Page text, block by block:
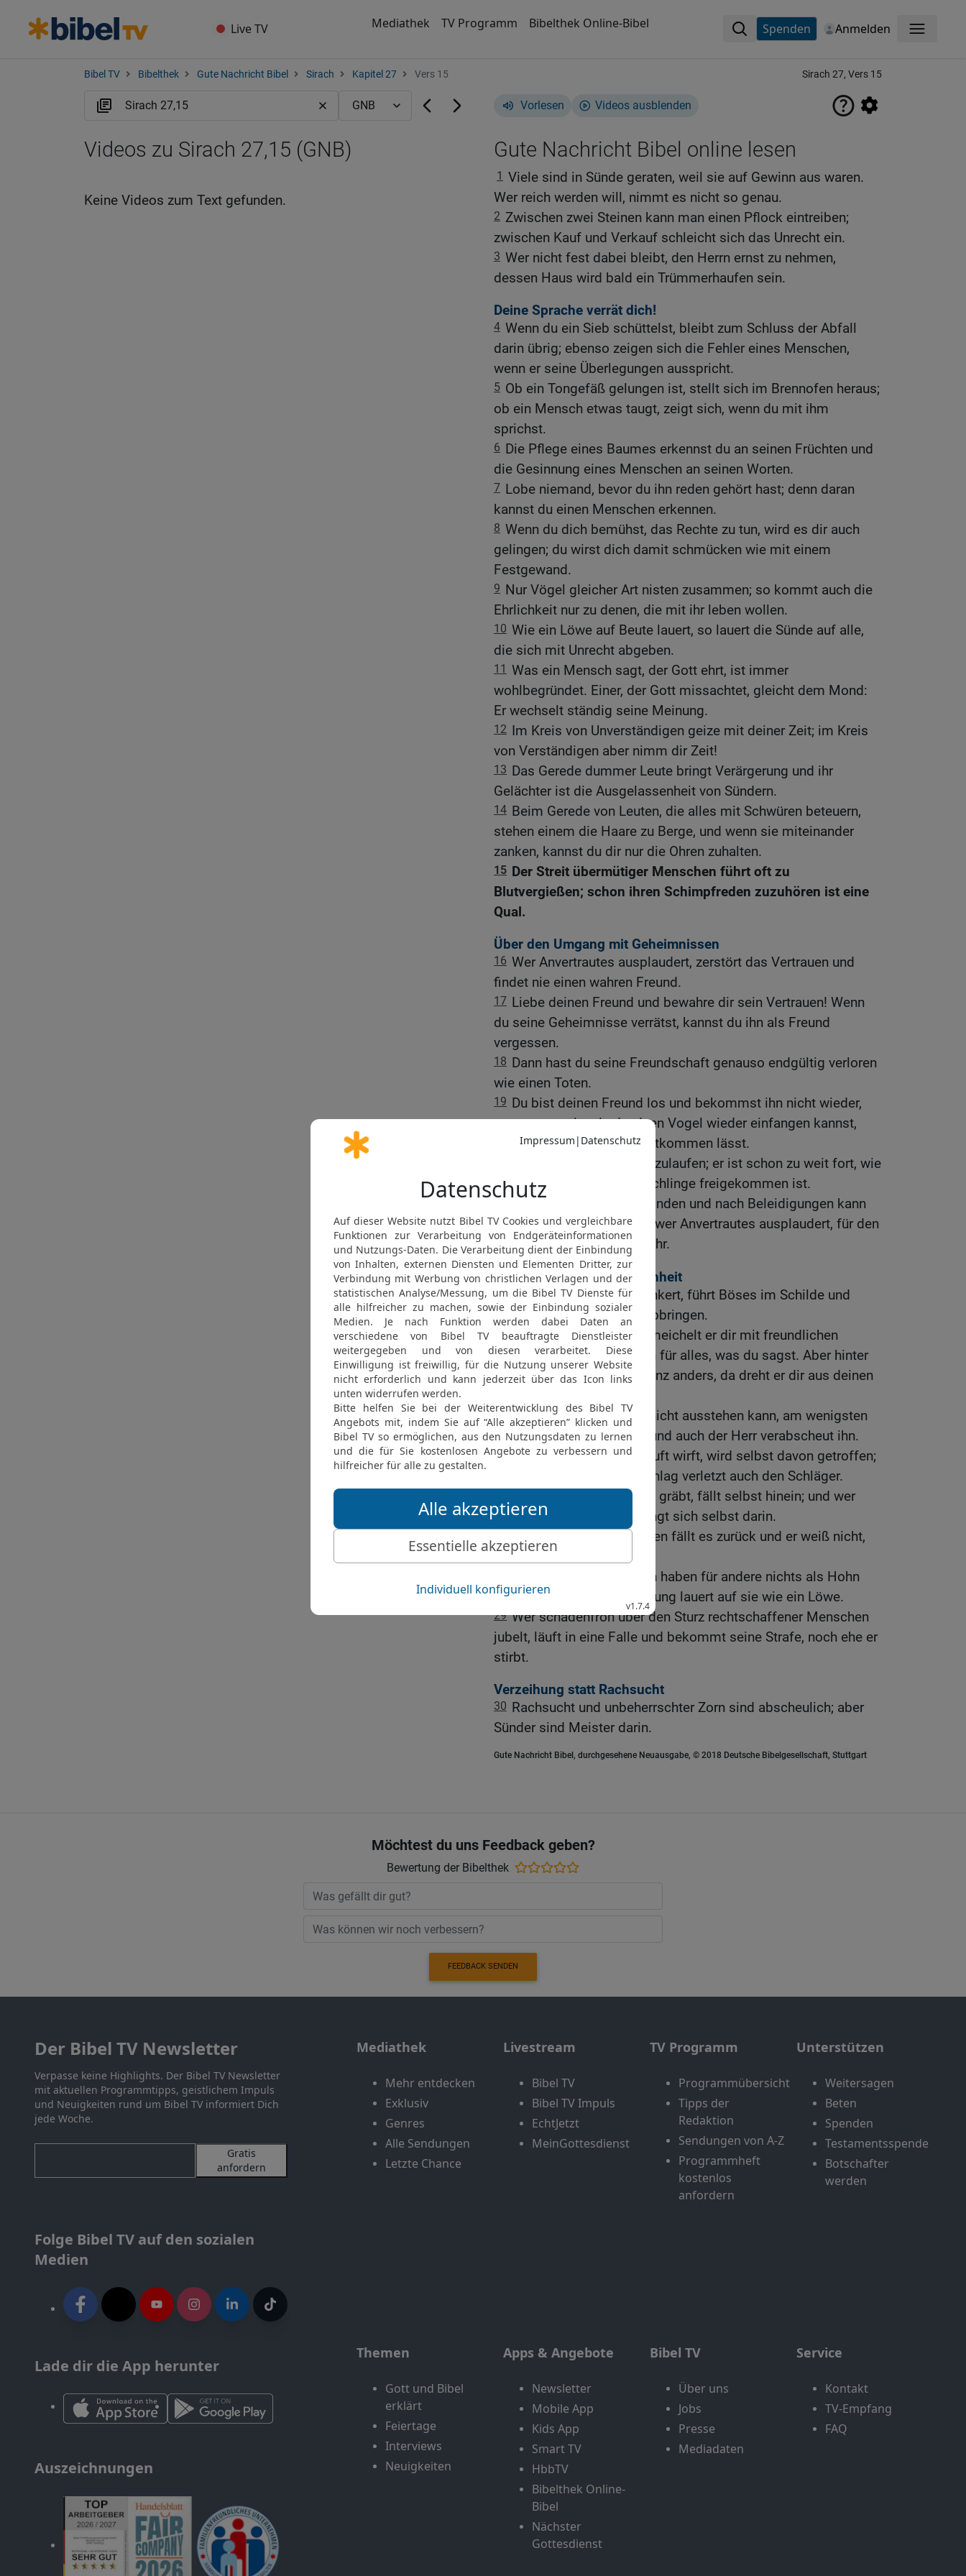
Live TV Mediathek TV Programm Bibelthek Online-Bibel Spenden Anmelden Menü
Bibel TV Bibelthek Gute Nachricht Bibel Sirach Kapitel 27 Vers 15 Sirach 27, Vers 15
Vorlesen Videos ausblenden
Gute Nachricht Bibel online lesen
1 Viele sind in Sünde geraten, weil sie auf Gewinn aus waren.
Wer reich werden will, nimmt es nicht so genau.
2 Zwischen zwei Steinen kann man einen Pflock eintreiben;
zwischen Kauf und Verkauf schleicht sich das Unrecht ein.
3 Wer nicht fest dabei bleibt, den Herrn ernst zu nehmen,
dessen Haus wird bald ein Trümmerhaufen sein.
Deine Sprache verrät dich!
4 Wenn du ein Sieb schüttelst, bleibt zum Schluss der Abfall
darin übrig; ebenso zeigen sich die Fehler eines Menschen,
wenn er seine Überlegungen ausspricht.
5 Ob ein Tongefäß gelungen ist, stellt sich im Brennofen heraus;
ob ein Mensch etwas taugt, zeigt sich, wenn du mit ihm
sprichst.
6 Die Pflege eines Baumes erkennst du an seinen Früchten und
die Gesinnung eines Menschen an seinen Worten.
7 Lobe niemand, bevor du ihn reden gehört hast; denn daran
kannst du einen Menschen erkennen.
8 Wenn du dich bemühst, das Rechte zu tun, wird es dir auch
gelingen; du wirst dich damit schmücken wie mit einem
Festgewand.
9 Nur Vögel gleicher Art nisten zusammen; so kommt auch die
Ehrlichkeit nur zu denen, die mit ihr leben wollen.
10 Wie ein Löwe auf Beute lauert, so lauert die Sünde auf alle,
die sich mit Unrecht abgeben.
11 Was ein Mensch sagt, der Gott ehrt, ist immer
wohlbegründet. Einer, der Gott missachtet, gleicht dem Mond:
Er wechselt ständig seine Meinung.
12 Im Kreis von Unverständigen geize mit deiner Zeit; im Kreis
von Verständigen aber nimm dir Zeit!
13 Das Gerede dummer Leute bringt Verärgerung und ihr
Gelächter ist die Ausgelassenheit von Sündern.
14 Beim Gerede von Leuten, die alles mit Schwüren beteuern,
stehen einem die Haare zu Berge, und wenn sie miteinander
zanken, kannst du dir nur die Ohren zuhalten.
15 Der Streit übermütiger Menschen führt oft zu
Blutvergießen; schon ihren Schimpfreden zuzuhören ist eine
Qual.
Über den Umgang mit Geheimnissen
16 Wer Anvertrautes ausplaudert, zerstört das Vertrauen und
findet nie einen wahren Freund.
17 Liebe deinen Freund und bewahre dir sein Vertrauen! Wenn
du seine Geheimnisse verrätst, kannst du ihn als Freund
vergessen.
18 Dann hast du seine Freundschaft genauso endgültig verloren
wie einen Toten.
19 Du bist deinen Freund los und bekommst ihn nicht wieder,
genauso wenig wie du einen Vogel wieder einfangen kannst,
den du aus deiner Hand entkommen lässt.
Es ist nutzlos, ihm nachzulaufen; er ist schon zu weit fort, wie
eine Gazelle, die aus der Schlinge freigekommen ist.
Wunden kannst du verbinden und nach Beleidigungen kann
man sich aussöhnen, aber wer Anvertrautes ausplaudert, für den
gibt es keine Hoffnung mehr.
Über Heuchelei und Falschheit
22 Wer mit den Augen zwinkert, führt Böses im Schilde und
niemand kann ihn davon abbringen.
23 Wenn er bei dir ist, schmeichelt er dir mit freundlichen
Worten und begeistert sich für alles, was du sagst. Aber hinter
deinem Rücken redet er ganz anders, da dreht er dir aus deinen
24 Es gibt vieles, was ich nicht ausstehen kann, am wenigsten
einen solchen Menschen, und auch der Herr verabscheut ihn.
25 Wer einen Stein in die Luft wirft, wird selbst davon getroffen;
und ein heimtückischer Schlag verletzt auch den Schläger.
Wer anderen eine Grube gräbt, fällt selbst hinein; und wer
anderen Schlingen legt, fängt sich selbst darin.
Wer Unheil stiftet, auf den fällt es zurück und er weiß nicht,
woher es kommt.
Überhebliche Menschen haben für andere nichts als Hohn
und Spott; aber die Vergeltung lauert auf sie wie ein Löwe.
29 Wer schadenfroh über den Sturz rechtschaffener Menschen
jubelt, läuft in eine Falle und bekommt seine Strafe, noch ehe er
stirbt.
Verzeihung statt Rachsucht
30 Rachsucht und unbeherrschter Zorn sind abscheulich; aber
Sünder sind Meister darin.
Gute Nachricht Bibel, durchgesehene Neuausgabe, © 2018 Deutsche Bibelgesellschaft, Stuttgart
Videos zu Sirach 27,15 (GNB)
Keine Videos zum Text gefunden.
Möchtest du uns Feedback geben?
Bewertung der Bibelthek
FEEDBACK SENDEN
Der Bibel TV Newsletter
Verpasse keine Highlights. Der Bibel TV Newsletter
mit aktuellen Programmtipps, geistlichem Impuls
und Neuigkeiten rund um Bibel TV informiert Dich
jede Woche.
Gratis
anfordern
Folge Bibel TV auf den sozialen
Medien
Lade dir die App herunter
Auszeichnungen
Mediathek
Mehr entdecken
Exklusiv
Genres
Alle Sendungen
Letzte Chance
Livestream
Bibel TV
Bibel TV Impuls
EchtJetzt
MeinGottesdienst
TV Programm
Programmübersicht
Tipps der
Redaktion
Sendungen von A-Z
Programmheft
kostenlos
anfordern
Unterstützen
Weitersagen
Beten
Spenden
Testamentsspende
Botschafter
werden
Themen
Gott und Bibel
erklärt
Feiertage
Interviews
Neuigkeiten
Apps & Angebote
Newsletter
Mobile App
Kids App
Smart TV
HbbTV
Bibelthek Online-
Bibel
Nächster
Gottesdienst
Bibel TV
Über uns
Jobs
Presse
Mediadaten
Service
Kontakt
TV-Empfang
FAQ